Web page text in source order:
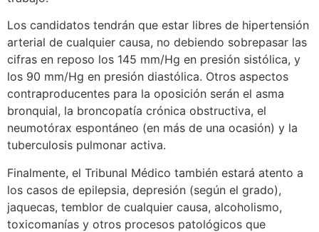
Los candidatos tendrán que estar libres de hipertensión
arterial de cualquier causa, no debiendo sobrepasar las
cifras en reposo los 145 mm/Hg en presión sistólica, y
los 90 mm/Hg en presión diastólica. Otros aspectos
contraproducentes para la oposición serán el asma
bronquial, la broncopatía crónica obstructiva, el
neumotórax espontáneo (en más de una ocasión) y la
tuberculosis pulmonar activa.
Finalmente, el Tribunal Médico también estará atento a
los casos de epilepsia, depresión (según el grado),
jaquecas, temblor de cualquier causa, alcoholismo,
toxicomanías y otros procesos patológicos que